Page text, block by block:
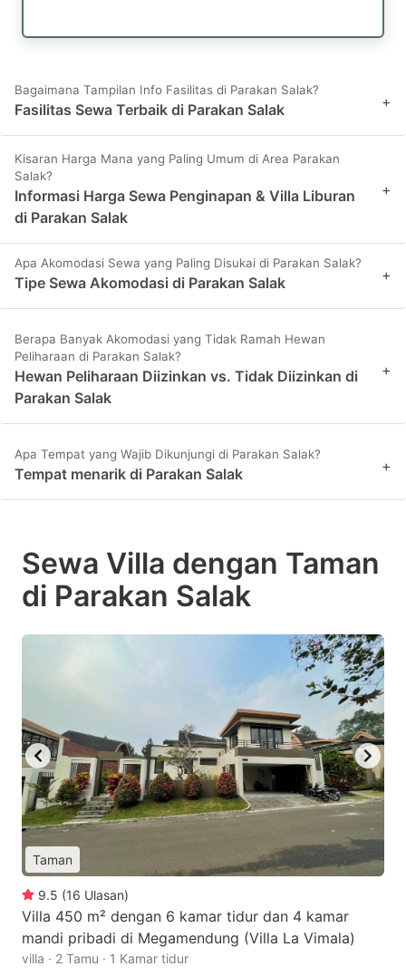
Bagaimana Tampilan Info Fasilitas di Parakan Salak?
Fasilitas Sewa Terbaik di Parakan Salak +
Kisaran Harga Mana yang Paling Umum di Area Parakan
Salak?
Informasi Harga Sewa Penginapan & Villa Liburan
di Parakan Salak
+
Apa Akomodasi Sewa yang Paling Disukai di Parakan Salak?
Tipe Sewa Akomodasi di Parakan Salak +
Berapa Banyak Akomodasi yang Tidak Ramah Hewan
Peliharaan di Parakan Salak?
Hewan Peliharaan Diizinkan vs. Tidak Diizinkan di
Parakan Salak
+
Apa Tempat yang Wajib Dikunjungi di Parakan Salak?
Tempat menarik di Parakan Salak +
Sewa Villa dengan Taman
di Parakan Salak
Taman
9.5 (16 Ulasan)
Villa 450 m² dengan 6 kamar tidur dan 4 kamar
mandi pribadi di Megamendung (Villa La Vimala)
villa · 2 Tamu · 1 Kamar tidur